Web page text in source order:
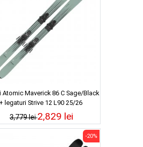
Atomic Maverick 86 C Sage/Black
+ legaturi Strive 12 L90 25/26
3,779 lei2,829 lei
-20%